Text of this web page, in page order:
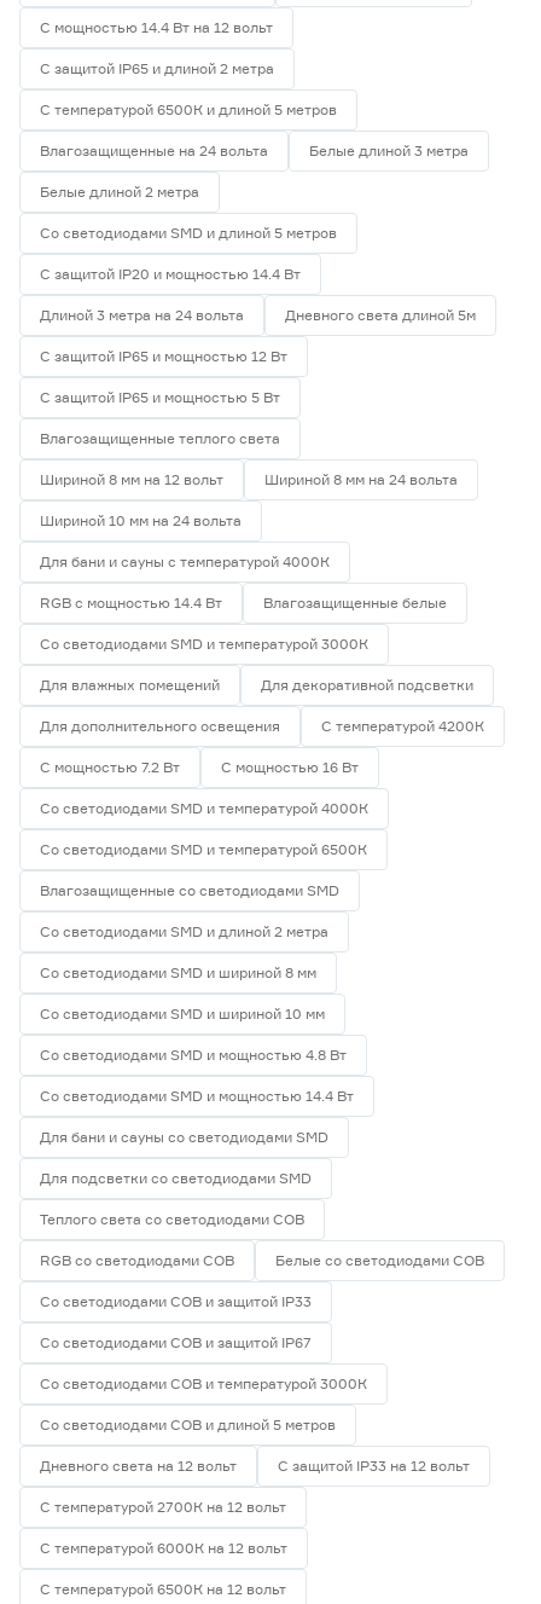
С мощностью 14.4 Вт на 12 вольт
С защитой IP65 и длиной 2 метра
С температурой 6500К и длиной 5 метров
Влагозащищенные на 24 вольта Белые длиной 3 метра
Белые длиной 2 метра
Со светодиодами SMD и длиной 5 метров
С защитой IP20 и мощностью 14.4 Вт
Длиной 3 метра на 24 вольта Дневного света длиной 5м
С защитой IP65 и мощностью 12 Вт
С защитой IP65 и мощностью 5 Вт
Влагозащищенные теплого света
Шириной 8 мм на 12 вольт Шириной 8 мм на 24 вольта
Шириной 10 мм на 24 вольта
Для бани и сауны с температурой 4000К
RGB с мощностью 14.4 Вт Влагозащищенные белые
Со светодиодами SMD и температурой 3000К
Для влажных помещений Для декоративной подсветки
Для дополнительного освещения С температурой 4200К
С мощностью 7.2 Вт С мощностью 16 Вт
Со светодиодами SMD и температурой 4000К
Со светодиодами SMD и температурой 6500К
Влагозащищенные со светодиодами SMD
Со светодиодами SMD и длиной 2 метра
Со светодиодами SMD и шириной 8 мм
Со светодиодами SMD и шириной 10 мм
Со светодиодами SMD и мощностью 4.8 Вт
Со светодиодами SMD и мощностью 14.4 Вт
Для бани и сауны со светодиодами SMD
Для подсветки со светодиодами SMD
Теплого света со светодиодами СОВ
RGB со светодиодами СОВ Белые со светодиодами СОВ
Со светодиодами СОВ и защитой IP33
Со светодиодами СОВ и защитой IP67
Со светодиодами СОВ и температурой 3000К
Со светодиодами СОВ и длиной 5 метров
Дневного света на 12 вольт С защитой IP33 на 12 вольт
С температурой 2700К на 12 вольт
С температурой 6000К на 12 вольт
С температурой 6500К на 12 вольт